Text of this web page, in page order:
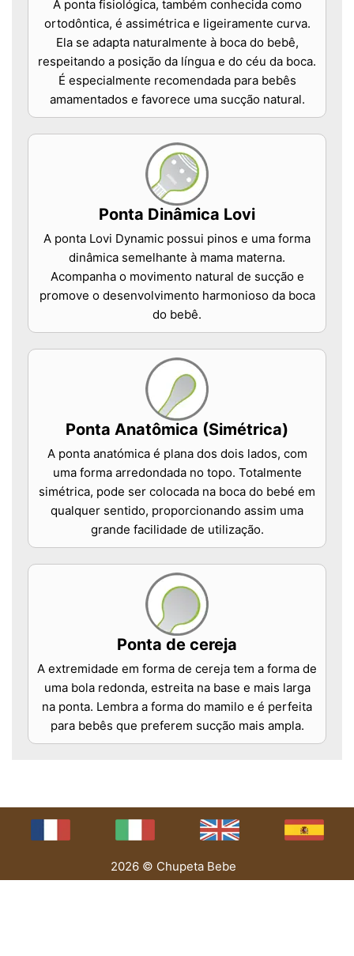
A ponta fisiológica, também conhecida como
ortodôntica, é assimétrica e ligeiramente curva.
Ela se adapta naturalmente à boca do bebê,
respeitando a posição da língua e do céu da boca.
É especialmente recomendada para bebês
amamentados e favorece uma sucção natural.
Ponta Dinâmica Lovi
A ponta Lovi Dynamic possui pinos e uma forma
dinâmica semelhante à mama materna.
Acompanha o movimento natural de sucção e
promove o desenvolvimento harmonioso da boca
do bebê.
Ponta Anatômica (Simétrica)
A ponta anatómica é plana dos dois lados, com
uma forma arredondada no topo. Totalmente
simétrica, pode ser colocada na boca do bebé em
qualquer sentido, proporcionando assim uma
grande facilidade de utilização.
Ponta de cereja
A extremidade em forma de cereja tem a forma de
uma bola redonda, estreita na base e mais larga
na ponta. Lembra a forma do mamilo e é perfeita
para bebês que preferem sucção mais ampla.
2026 © Chupeta Bebe